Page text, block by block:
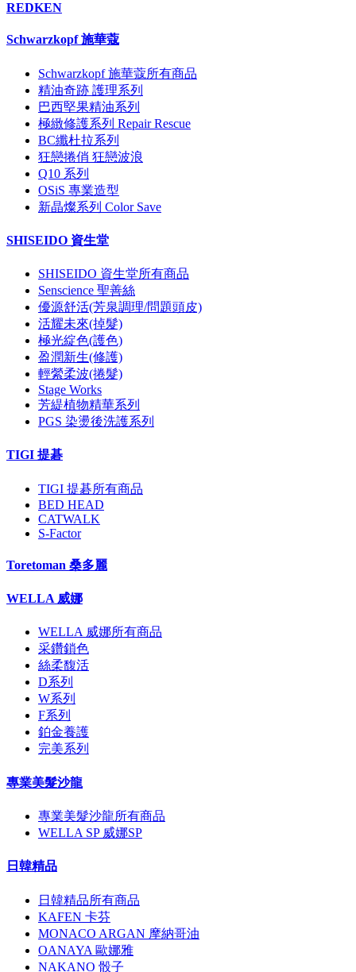
REDKEN
Schwarzkopf 施華蔻
Schwarzkopf 施華蔻所有商品
精油奇跡 護理系列
巴西堅果精油系列
極緻修護系列 Repair Rescue
BC纖杜拉系列
狂戀捲俏 狂戀波浪
Q10 系列
OSiS 專業造型
新晶燦系列 Color Save
SHISEIDO 資生堂
SHISEIDO 資生堂所有商品
Senscience 聖善絲
優源舒活(芳泉調理/問題頭皮)
活耀未來(掉髮)
極光綻色(護色)
盈潤新生(修護)
輕縈柔波(捲髮)
Stage Works
芳緹植物精華系列
PGS 染燙後洗護系列
TIGI 提碁
TIGI 提碁所有商品
BED HEAD
CATWALK
S-Factor
Toretoman 桑多麗
WELLA 威娜
WELLA 威娜所有商品
采鑽鎖色
絲柔馥活
D系列
W系列
F系列
鉑金養護
完美系列
專業美髮沙龍
專業美髮沙龍所有商品
WELLA SP 威娜SP
日韓精品
日韓精品所有商品
KAFEN 卡芬
MONACO ARGAN 摩納哥油
OANAYA 歐娜雅
NAKANO 骰子